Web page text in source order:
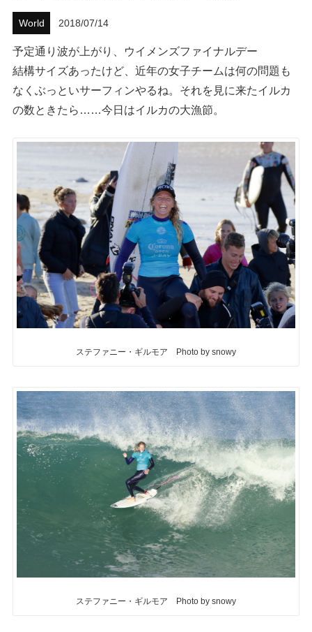
World 2018/07/14
予定通り波が上がり、ウイメンズファイナルデー
結構サイズあったけど、近年の女子チームは何の問題も
なくぶっといサーフィンやるね。それを見に来たイルカ
の数ときたら……今日はイルカの大漁節。
ステファニー・ギルモア Photo by snowy
ステファニー・ギルモア Photo by snowy
ウェストジャパン
イベント・リリース
FOLLOW US ON